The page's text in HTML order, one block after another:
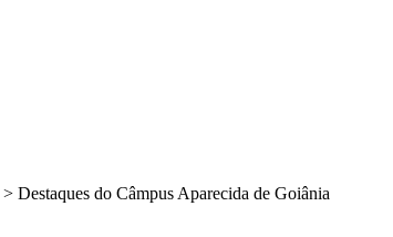
> Destaques do Câmpus Aparecida de Goiânia